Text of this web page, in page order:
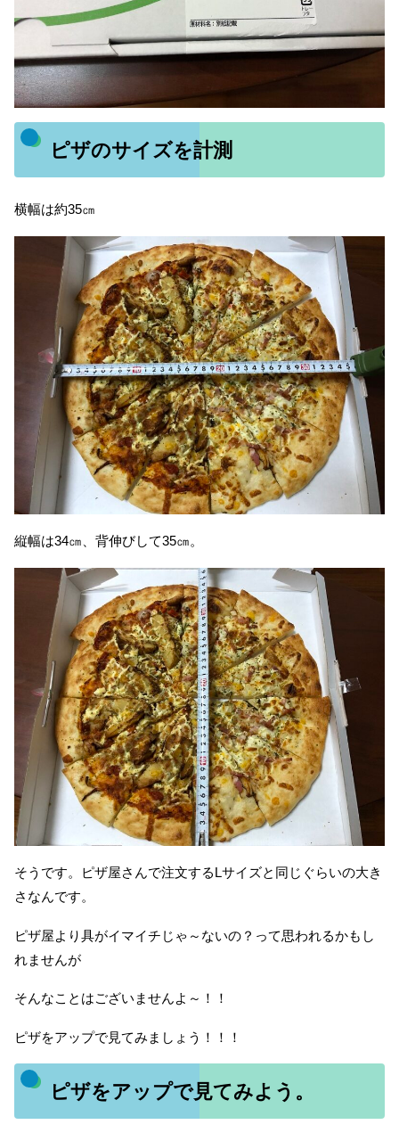
ピザのサイズを計測
横幅は約35㎝
縦幅は34㎝、背伸びして35㎝。
そうです。ピザ屋さんで注文するLサイズと同じぐらいの大き
さなんです。
ピザ屋より具がイマイチじゃ～ないの？って思われるかもし
れませんが
そんなことはございませんよ～！！
ピザをアップで見てみましょう！！！
ピザをアップで見てみよう。